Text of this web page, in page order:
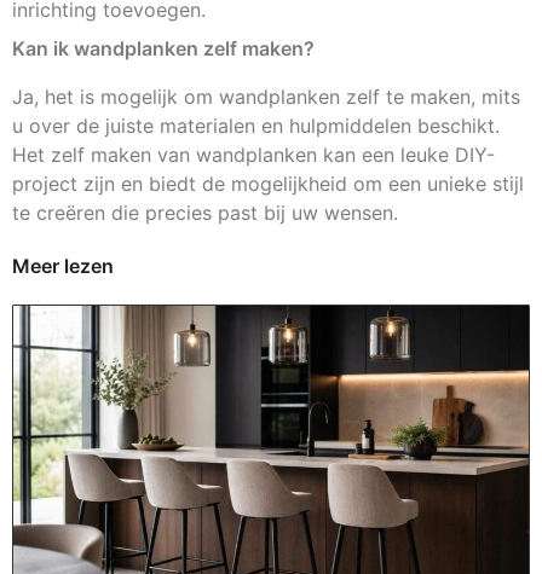
inrichting toevoegen.
Kan ik wandplanken zelf maken?
Ja, het is mogelijk om wandplanken zelf te maken, mits
u over de juiste materialen en hulpmiddelen beschikt.
Het zelf maken van wandplanken kan een leuke DIY-
project zijn en biedt de mogelijkheid om een unieke stijl
te creëren die precies past bij uw wensen.
Meer lezen